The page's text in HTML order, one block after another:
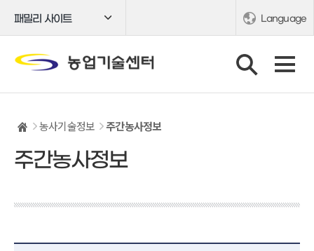
패밀리 사이트 Language
농사기술정보 주간농사정보
주간농사정보